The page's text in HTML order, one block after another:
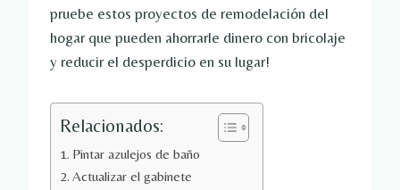
pruebe estos proyectos de remodelación del
hogar que pueden ahorrarle dinero con bricolaje
y reducir el desperdicio en su lugar!
Relacionados:
Pintar azulejos de baño
Actualizar el gabinete